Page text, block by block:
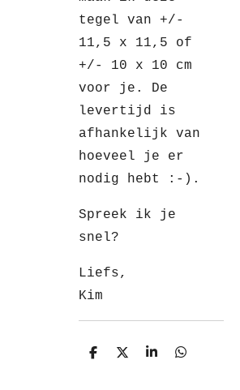
tegel van +/-
11,5 x 11,5 of
+/- 10 x 10 cm
voor je. De
levertijd is
afhankelijk van
hoeveel je er
nodig hebt :-).
Spreek ik je
snel?
Liefs,
Kim
D
D
S
D